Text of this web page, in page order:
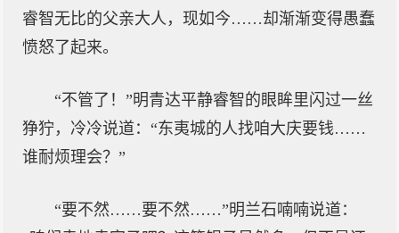
睿智无比的父亲大人，现如今……却渐渐变得愚蠢
愤怒了起来。
“不管了！”明青达平静睿智的眼眸里闪过一丝
狰狞，冷冷说道：“东夷城的人找咱大庆要钱……
谁耐烦理会？”
“要不然……要不然……”明兰石喃喃说道：